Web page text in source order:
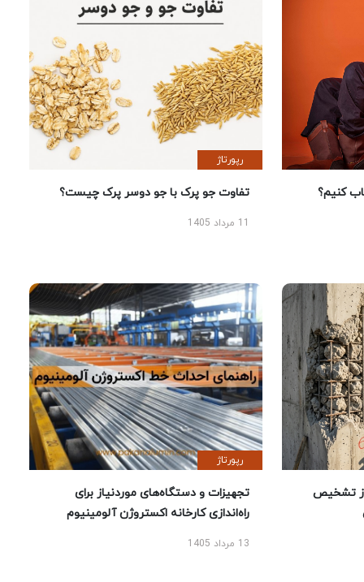
کنیم؟
رپورتاژ
تفاوت جو پرک با جو دوسر پرک چیست؟
تشخیص
رپورتاژ
تجهیزات و دستگاه‌های موردنیاز برای
راه‌اندازی کارخانه اکستروژن آلومینیوم
13 مرداد 1405